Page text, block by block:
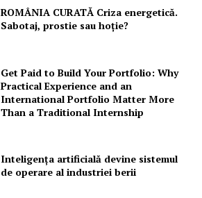
ROMÂNIA CURATĂ Criza energetică.
Sabotaj, prostie sau hoție?
Get Paid to Build Your Portfolio: Why
Practical Experience and an
International Portfolio Matter More
Than a Traditional Internship
Inteligența artificială devine sistemul
de operare al industriei berii